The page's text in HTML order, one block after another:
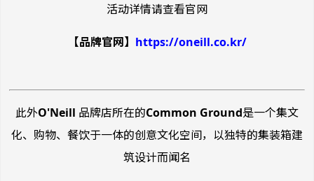
活动详情请查看官网
【品牌官网】 https://oneill.co.kr/
此外O'Neill 品牌店所在的Common Ground是一个集文
化、购物、餐饮于一体的创意文化空间，以独特的集装箱建
筑设计而闻名